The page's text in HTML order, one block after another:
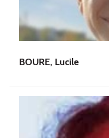
BOURE, Lucile